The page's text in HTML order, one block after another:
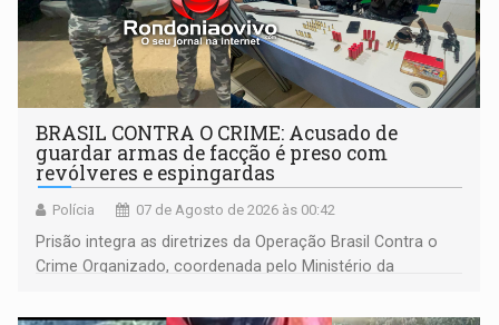
BRASIL CONTRA O CRIME: Acusado de
guardar armas de facção é preso com
revólveres e espingardas
Polícia 07 de Agosto de 2026 às 00:42
Prisão integra as diretrizes da Operação Brasil Contra o
Crime Organizado, coordenada pelo Ministério da